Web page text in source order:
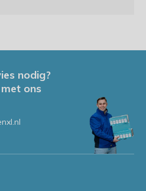
nodig?
ons